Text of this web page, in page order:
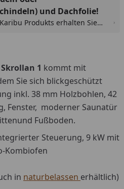
und Dachfolie!
Produkts erhalten Sie
abgezogen.
1 kommt mit
Sie sich blickgeschützt
inkl. 38 mm Holzbohlen, 42
Fenster, moderner Saunatür
Fußboden.
Steuerung, 9 kW mit
Kombiofen
in naturbelassen erhältlich)